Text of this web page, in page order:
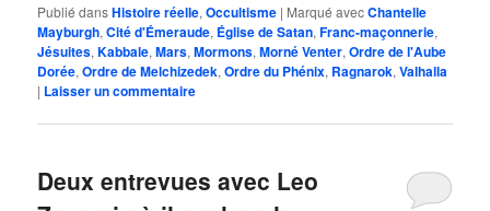
Publié dansHistoire réelle,Occultisme | Marqué avecChantelle
Mayburgh,Cité d'Émeraude, Église de Satan,Franc-maçonnerie,
Jésuites,Kabbale,Mars,Mormons,Morné Venter,Ordre de l'Aube
Dorée,Ordre de Melchizedek,Ordre du Phénix, Ragnarok,Valhalla
| Laisser un commentaire
Deux entrevues avec Leo